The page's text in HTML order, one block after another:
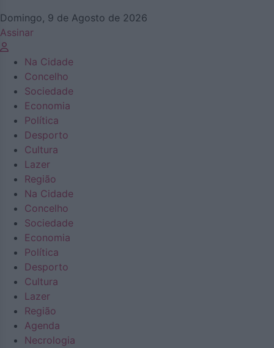
Domingo, 9 de Agosto de 2026
Assinar
Na Cidade
Concelho
Sociedade
Economia
Política
Desporto
Cultura
Lazer
Região
Na Cidade
Concelho
Sociedade
Economia
Política
Desporto
Cultura
Lazer
Região
Agenda
Necrologia